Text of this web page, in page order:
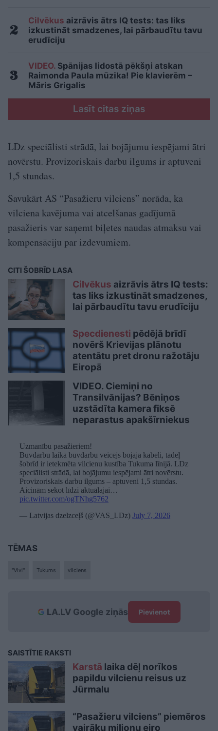
Cilvēkus aizrāvis ātrs IQ tests: tas liks
izkustināt smadzenes, lai pārbaudītu tavu
erudīciju
VIDEO. Spānijas lidostā pēkšņi atskan
Raimonda Paula mūzika! Pie klavierēm –
Māris Grigalis
Lasīt citas ziņas
LDz speciālisti strādā, lai bojājumu iespējami ātri
novērstu. Provizoriskais darbu ilgums ir aptuveni
1,5 stundas.
Savukārt AS “Pasažieru vilciens” norāda, ka
vilciena kavējuma vai atcelšanas gadījumā
pasažieris var saņemt biļetes naudas atmaksu vai
kompensāciju par izdevumiem.
CITI ŠOBRĪD LASA
Cilvēkus aizrāvis ātrs IQ tests:
tas liks izkustināt smadzenes,
lai pārbaudītu tavu erudīciju
Specdienesti pēdējā brīdī
novērš Krievijas plānotu
atentātu pret dronu ražotāju
Eiropā
VIDEO. Ciemiņi no
Transilvānijas? Bēniņos
uzstādīta kamera fiksē
neparastus apakšīrniekus
Uzmanību pasažieriem!
Būvdarbu laikā būvdarbu veicējs bojāja kabeli, tādēļ
šobrīd ir ietekmēta vilcienu kustība Tukuma līnijā. LDz
speciālisti strādā, lai bojājumu iespējami ātri novērstu.
Provizoriskais darbu ilgums – aptuveni 1,5 stundas.
Aicinām sekot līdzi aktuālajai…
pic.twitter.com/ogTNhg5762
— Latvijas dzelzceļš (@VAS_LDz) July 7, 2026
TĒMAS
"Vivi" Tukums vilciens
LA.LV Google ziņās Pievienot
SAISTĪTIE RAKSTI
Karstā laika dēļ norīkos
papildu vilcienu reisus uz
Jūrmalu
“Pasažieru vilciens” piemēros
vairāku miljonu eiro